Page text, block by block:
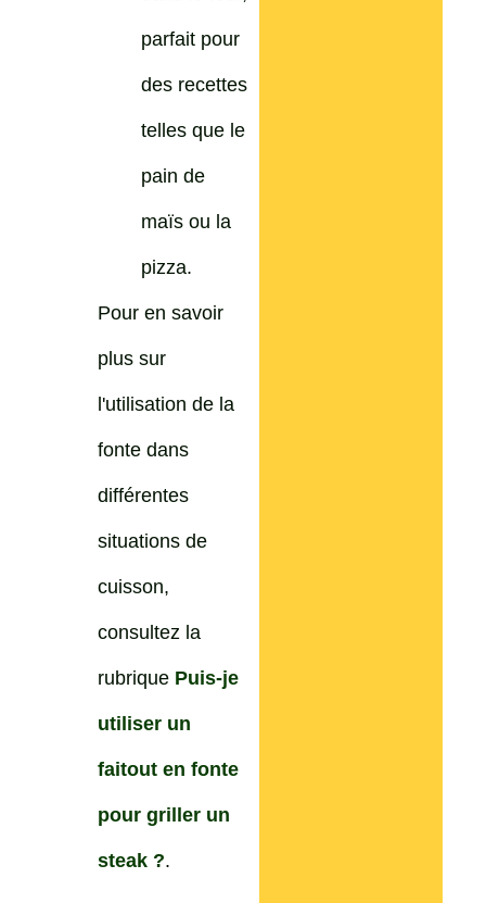
parfait pour
des recettes
telles que le
pain de
maïs ou la
pizza.
Pour en savoir
plus sur
l'utilisation de la
fonte dans
différentes
situations de
cuisson,
consultez la
rubrique Puis-je
utiliser un
faitout en fonte
pour griller un
steak ?.